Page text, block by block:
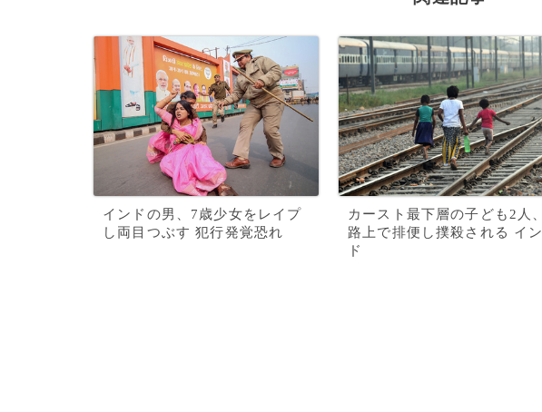
インドの男、7歳少女をレイプ
し両目つぶす 犯行発覚恐れ
カースト最下層の子ども2人、
路上で排便し撲殺される イン
ド